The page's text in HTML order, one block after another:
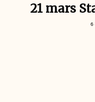
21 mars
6